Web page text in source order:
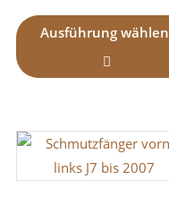
Ausführung wählen